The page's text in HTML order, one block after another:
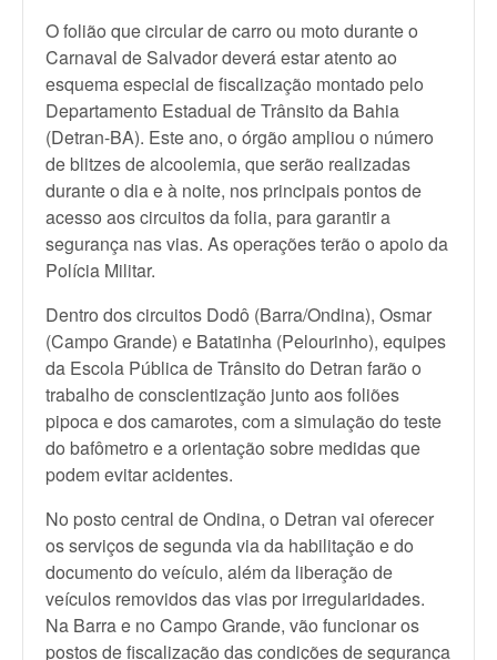
O folião que circular de carro ou moto durante o
Carnaval de Salvador deverá estar atento ao
esquema especial de fiscalização montado pelo
Departamento Estadual de Trânsito da Bahia
(Detran-BA). Este ano, o órgão ampliou o número
de blitzes de alcoolemia, que serão realizadas
durante o dia e à noite, nos principais pontos de
acesso aos circuitos da folia, para garantir a
segurança nas vias. As operações terão o apoio da
Polícia Militar.
Dentro dos circuitos Dodô (Barra/Ondina), Osmar
(Campo Grande) e Batatinha (Pelourinho), equipes
da Escola Pública de Trânsito do Detran farão o
trabalho de conscientização junto aos foliões
pipoca e dos camarotes, com a simulação do teste
do bafômetro e a orientação sobre medidas que
podem evitar acidentes.
No posto central de Ondina, o Detran vai oferecer
os serviços de segunda via da habilitação e do
documento do veículo, além da liberação de
veículos removidos das vias por irregularidades.
Na Barra e no Campo Grande, vão funcionar os
postos de fiscalização das condições de segurança